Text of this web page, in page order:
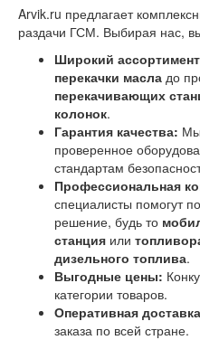
Arvik.ru предлагает
раздачи ГСМ. Выбирая нас,
Широкий
перекачки масла до
перекачивающих
колонок.
Гарантия качества:
проверенное
стандартам
Профессиональная
специалисты помогут
решение, будь то
станция или
дизельного топлива.
Выгодные цены:
категории товаров.
Оперативная
заказа по всей стране.